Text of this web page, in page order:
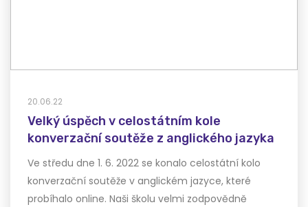
20.06.22
Velký úspěch v celostátním kole
konverzační soutěže z anglického jazyka
Ve středu dne 1. 6. 2022 se konalo celostátní kolo
konverzační soutěže v anglickém jazyce, které
probíhalo online. Naši školu velmi zodpovědně